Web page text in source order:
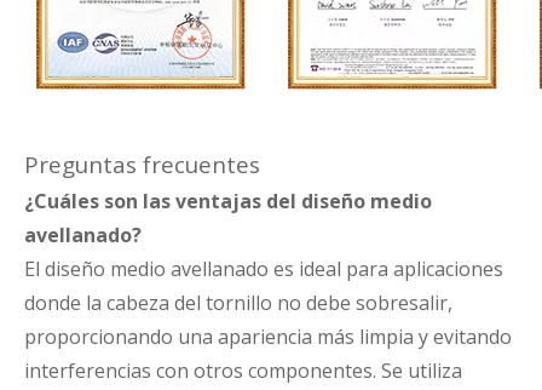
Preguntas frecuentes
¿Cuáles son las ventajas del diseño medio
avellanado?
El diseño medio avellanado es ideal para aplicaciones
donde la cabeza del tornillo no debe sobresalir,
proporcionando una apariencia más limpia y evitando
interferencias con otros componentes. Se utiliza